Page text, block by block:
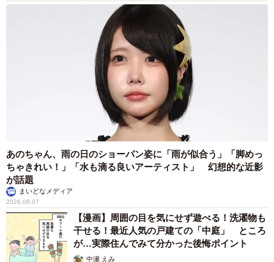
あのちゃん、雨の日のショーパン姿に「雨が似合う」「脚めっ
ちゃきれい！」「水も滴る良いアーティスト」 幻想的な近影
が話題
まいどなメディア
2026.08.07
【漫画】周囲の目を気にせず遊べる！洗濯物も
干せる！最近人気の戸建ての「中庭」 ところ
が…実際住んでみて分かった後悔ポイント
中瀬 えみ